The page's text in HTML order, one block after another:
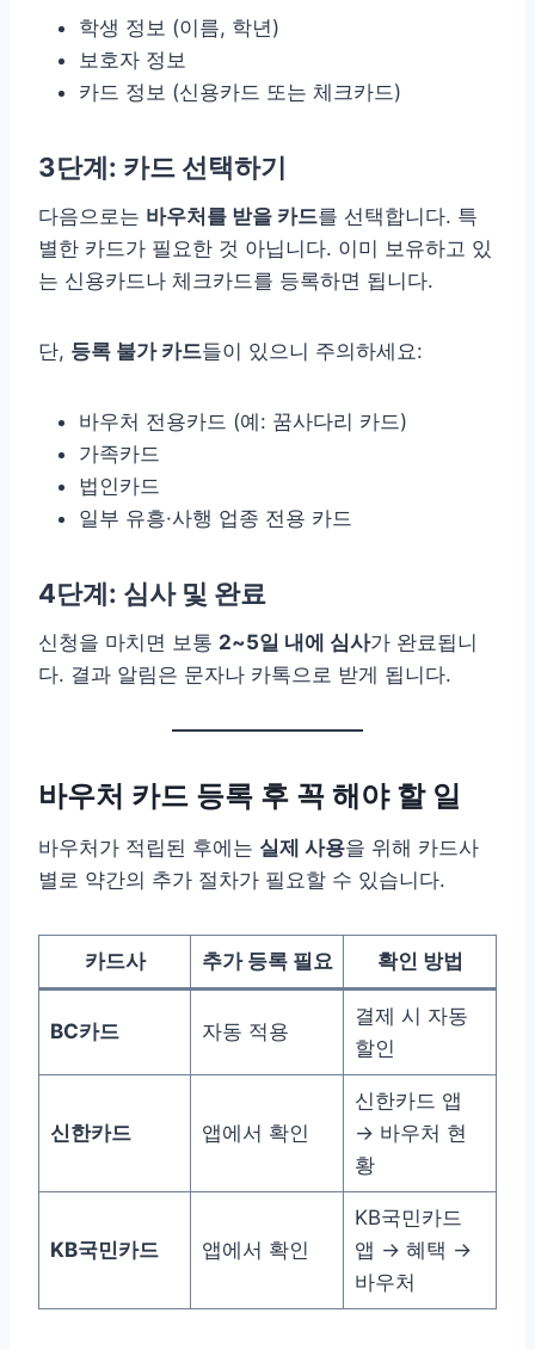
학생 정보 (이름, 학년)
보호자 정보
카드 정보 (신용카드 또는 체크카드)
3단계: 카드 선택하기
다음으로는 바우처를 받을 카드를 선택합니다. 특
별한 카드가 필요한 것 아닙니다. 이미 보유하고 있
는 신용카드나 체크카드를 등록하면 됩니다.
단, 등록 불가 카드들이 있으니 주의하세요:
바우처 전용카드 (예: 꿈사다리 카드)
가족카드
법인카드
일부 유흥·사행 업종 전용 카드
4단계: 심사 및 완료
신청을 마치면 보통 2~5일 내에 심사가 완료됩니
다. 결과 알림은 문자나 카톡으로 받게 됩니다.
바우처 카드 등록 후 꼭 해야 할 일
바우처가 적립된 후에는 실제 사용을 위해 카드사
별로 약간의 추가 절차가 필요할 수 있습니다.
카드사 추가 등록 필요 확인 방법
BC카드 자동 적용
결제 시 자동
할인
신한카드 앱에서 확인
신한카드 앱
→ 바우처 현
황
KB국민카드 앱에서 확인
KB국민카드
앱 → 혜택 →
바우처